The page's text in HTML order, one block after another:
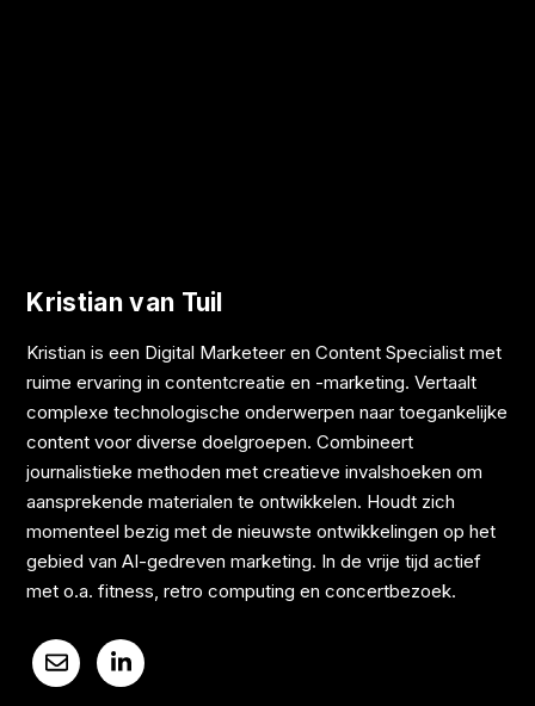
Kristian van Tuil
Kristian is een Digital Marketeer en Content Specialist met
ruime ervaring in contentcreatie en -marketing. Vertaalt
complexe technologische onderwerpen naar toegankelijke
content voor diverse doelgroepen. Combineert
journalistieke methoden met creatieve invalshoeken om
aansprekende materialen te ontwikkelen. Houdt zich
momenteel bezig met de nieuwste ontwikkelingen op het
gebied van AI-gedreven marketing. In de vrije tijd actief
met o.a. fitness, retro computing en concertbezoek.